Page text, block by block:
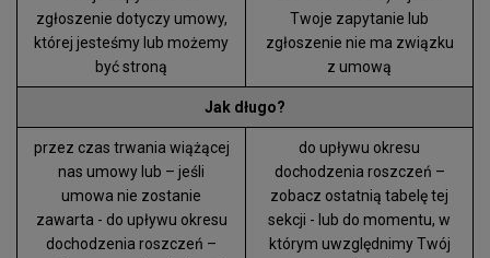
zgłoszenie dotyczy umowy,
której jesteśmy lub możemy
być stroną
Twoje zapytanie lub
zgłoszenie nie ma związku
z umową
Jak długo?
przez czas trwania wiążącej
nas umowy lub – jeśli
umowa nie zostanie
zawarta - do upływu okresu
dochodzenia roszczeń –
do upływu okresu
dochodzenia roszczeń –
zobacz ostatnią tabelę tej
sekcji - lub do momentu, w
którym uwzględnimy Twój